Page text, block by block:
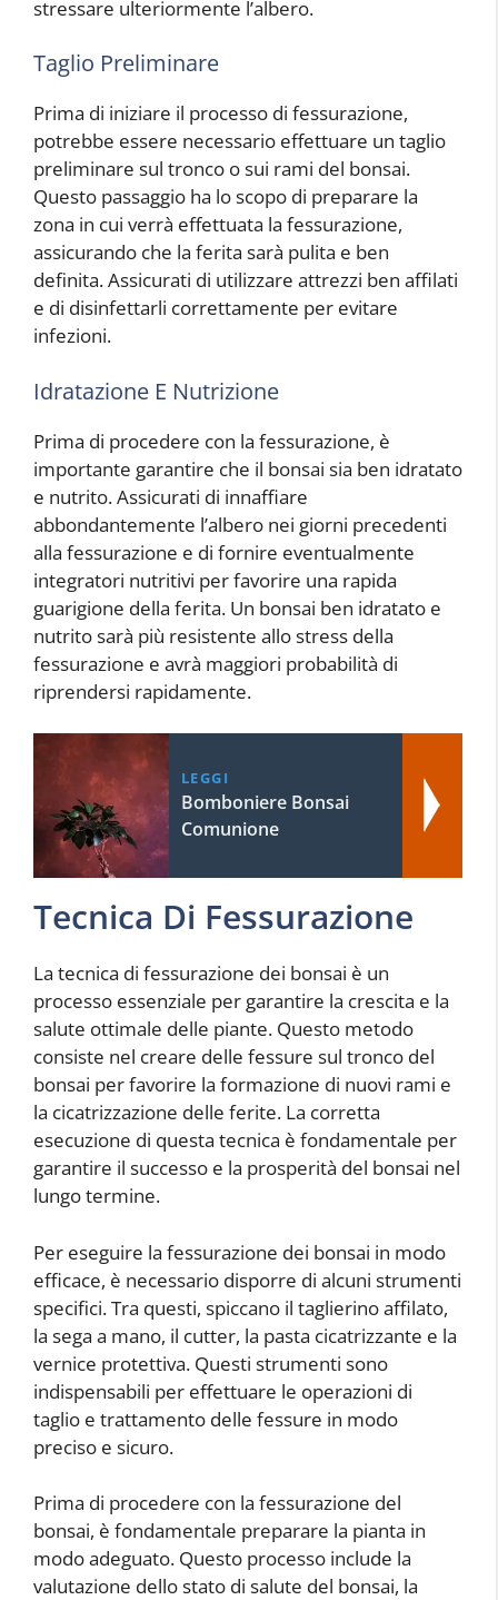
stressare ulteriormente l’albero.
Taglio Preliminare
Prima di iniziare il processo di fessurazione,
potrebbe essere necessario effettuare un taglio
preliminare sul tronco o sui rami del bonsai.
Questo passaggio ha lo scopo di preparare la
zona in cui verrà effettuata la fessurazione,
assicurando che la ferita sarà pulita e ben
definita. Assicurati di utilizzare attrezzi ben affilati
e di disinfettarli correttamente per evitare
infezioni.
Idratazione E Nutrizione
Prima di procedere con la fessurazione, è
importante garantire che il bonsai sia ben idratato
e nutrito. Assicurati di innaffiare
abbondantemente l’albero nei giorni precedenti
alla fessurazione e di fornire eventualmente
integratori nutritivi per favorire una rapida
guarigione della ferita. Un bonsai ben idratato e
nutrito sarà più resistente allo stress della
fessurazione e avrà maggiori probabilità di
riprendersi rapidamente.
LEGGI
Bomboniere Bonsai
Comunione
Tecnica Di Fessurazione
La tecnica di fessurazione dei bonsai è un
processo essenziale per garantire la crescita e la
salute ottimale delle piante. Questo metodo
consiste nel creare delle fessure sul tronco del
bonsai per favorire la formazione di nuovi rami e
la cicatrizzazione delle ferite. La corretta
esecuzione di questa tecnica è fondamentale per
garantire il successo e la prosperità del bonsai nel
lungo termine.
Per eseguire la fessurazione dei bonsai in modo
efficace, è necessario disporre di alcuni strumenti
specifici. Tra questi, spiccano il taglierino affilato,
la sega a mano, il cutter, la pasta cicatrizzante e la
vernice protettiva. Questi strumenti sono
indispensabili per effettuare le operazioni di
taglio e trattamento delle fessure in modo
preciso e sicuro.
Prima di procedere con la fessurazione del
bonsai, è fondamentale preparare la pianta in
modo adeguato. Questo processo include la
valutazione dello stato di salute del bonsai, la